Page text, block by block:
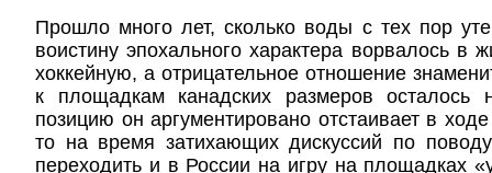
Прошло много лет, сколько воды с тех пор
воистину эпохального характера ворвалось в
хоккейную, а отрицательное отношение
к площадкам канадских размеров
позицию он аргументировано отстаивает в
то на время затихающих дискуссий по
переходить и в России на игру на площадках